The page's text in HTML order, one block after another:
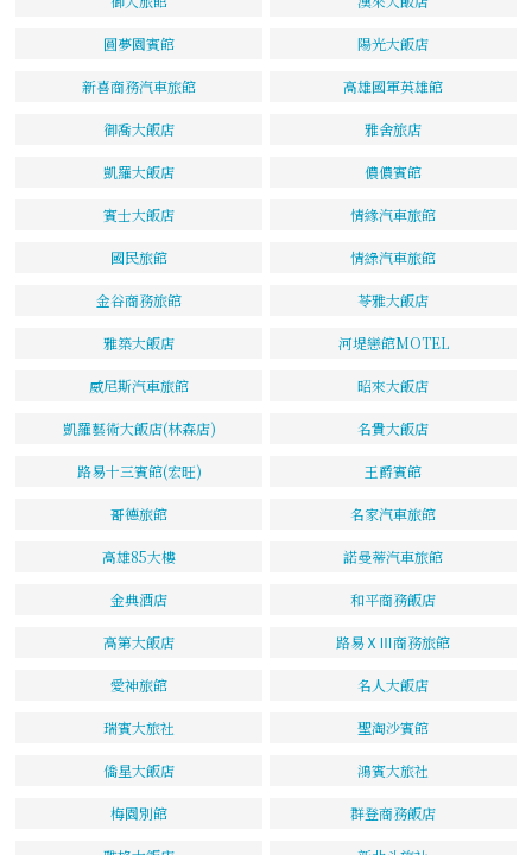
圓夢園賓館 陽光大飯店
新喜商務汽車旅館 高雄國軍英雄館
御喬大飯店 雅舍旅店
凱羅大飯店 儂儂賓館
賓士大飯店 情緣汽車旅館
國民旅館 情綠汽車旅館
金谷商務旅館 苓雅大飯店
雅築大飯店 河堤戀館MOTEL
威尼斯汽車旅館 昭來大飯店
凱羅藝術大飯店(林森店) 名貴大飯店
路易十三賓館(宏旺) 王爵賓館
哥德旅館 名家汽車旅館
高雄85大樓 諾曼蒂汽車旅館
金典酒店 和平商務飯店
高第大飯店 路易ⅩⅢ商務旅館
愛神旅館 名人大飯店
瑞賓大旅社 聖淘沙賓館
僑星大飯店 鴻賓大旅社
梅園別館 群登商務飯店